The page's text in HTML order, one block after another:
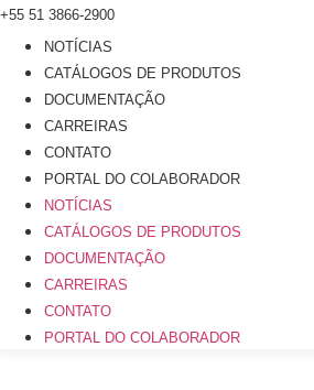
Ir
para
conteúdo
+55 51 3866-2900
NOTÍCIAS
CATÁLOGOS DE PRODUTOS
DOCUMENTAÇÃO
CARREIRAS
CONTATO
PORTAL DO COLABORADOR
NOTÍCIAS
CATÁLOGOS DE PRODUTOS
DOCUMENTAÇÃO
CARREIRAS
CONTATO
PORTAL DO COLABORADOR